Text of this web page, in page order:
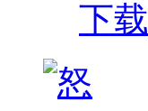
下载